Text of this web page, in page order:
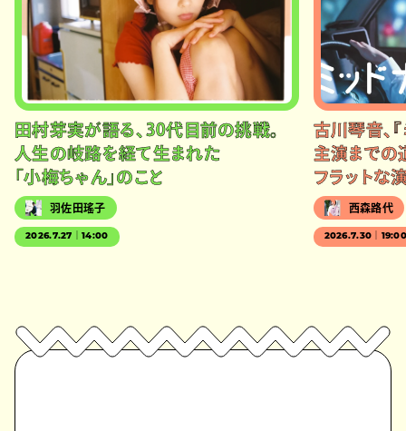
田村芽実が語る、30代目前の挑戦。
人生の岐路を経て生まれた
「小梅ちゃん」のこと
羽佐田瑤子
2026.7.27｜14:00
古川琴音、
主演までの
フラットな
西森路代
2026.7.30｜